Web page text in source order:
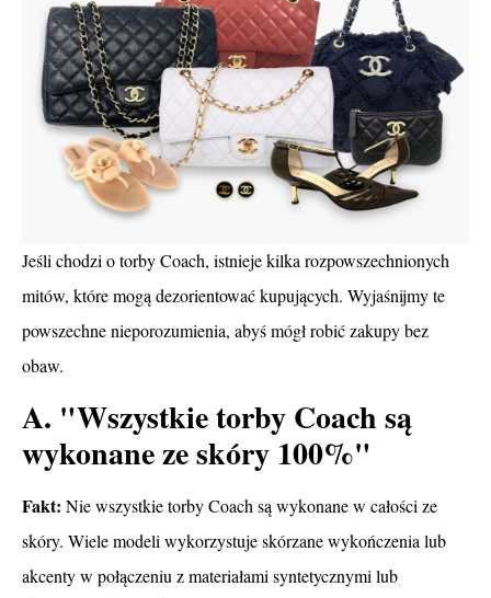
Jeśli chodzi o torby Coach, istnieje kilka rozpowszechnionych
mitów, które mogą dezorientować kupujących. Wyjaśnijmy te
powszechne nieporozumienia, abyś mógł robić zakupy bez
obaw.
A. "Wszystkie torby Coach są
wykonane ze skóry 100%"
Fakt: Nie wszystkie torby Coach są wykonane w całości ze
skóry. Wiele modeli wykorzystuje skórzane wykończenia lub
akcenty w połączeniu z materiałami syntetycznymi lub